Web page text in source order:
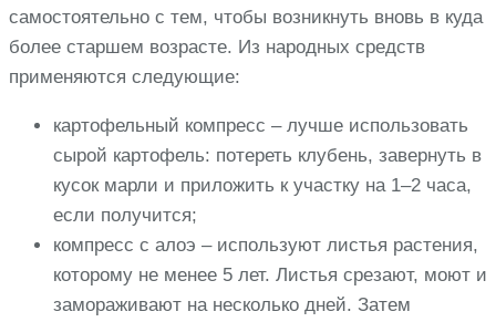
самостоятельно с тем, чтобы возникнуть вновь в куда
более старшем возрасте. Из народных средств
применяются следующие:
картофельный компресс – лучше использовать
сырой картофель: потереть клубень, завернуть в
кусок марли и приложить к участку на 1–2 часа,
если получится;
компресс с алоэ – используют листья растения,
которому не менее 5 лет. Листья срезают, моют и
замораживают на несколько дней. Затем